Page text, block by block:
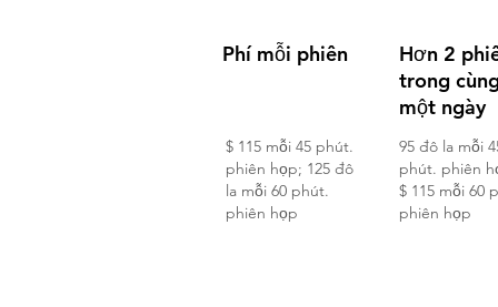
Phí mỗi phiên
$ 115 mỗi 45 phút.
phiên họp; 125 đô
la mỗi 60 phút.
phiên họp
Hơn 2
trong
một ngày
95 đô la mỗi
phút. phiên
$ 115 mỗi 60
phiên họp